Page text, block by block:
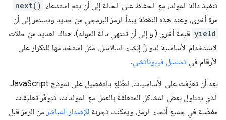
تنفيذ دالة المولد، مع الحفاظ على الحالة إلى أن يتم استدعاء next()
مرة أخرى، وعند هذه النقطة يبدأ الرمز البرمجي من جديد ويستمر إلى أن
yield قيمة أخرى (أو إلى أن تنتهي دالة المولد). هناك العديد من حالات
الاستخدام الأساسية لدوالّ إنشاء السلاسل، مثل استخدامها للتكرار على
الأرقام في تسلسل فيبوناتشي.
بعد أن تعرّفت على الأساسيات، لنطّلِع بالتفصيل على نموذج JavaScript
الذي يتناول بعض المشاكل المتعلقة بالعمل مع المولدات. تتوفّر تعليقات
مفصّلة في جميع أنحاء الرمز، ويمكنك تجربة الإصدار المباشر من الرمز قبل